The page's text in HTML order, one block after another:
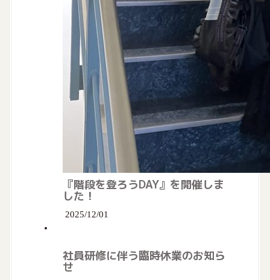
『階段を登ろうDAY』を開催しま
した！
2025/12/01
社員研修に伴う臨時休業のお知ら
せ